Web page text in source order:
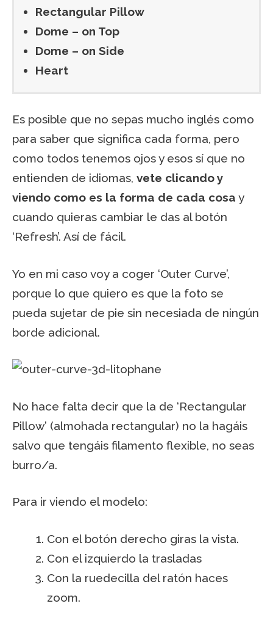
Rectangular Pillow
Dome – on Top
Dome – on Side
Heart
Es posible que no sepas mucho inglés como
para saber que significa cada forma, pero
como todos tenemos ojos y esos sí que no
entienden de idiomas, vete clicando y
viendo como es la forma de cada cosa y
cuando quieras cambiar le das al botón
‘Refresh’. Así de fácil.
Yo en mi caso voy a coger ‘Outer Curve’,
porque lo que quiero es que la foto se
pueda sujetar de pie sin necesiada de ningún
borde adicional.
No hace falta decir que la de ‘Rectangular
Pillow’ (almohada rectangular) no la hagáis
salvo que tengáis filamento flexible, no seas
burro/a.
Para ir viendo el modelo:
Con el botón derecho giras la vista.
Con el izquierdo la trasladas
Con la ruedecilla del ratón haces
zoom.